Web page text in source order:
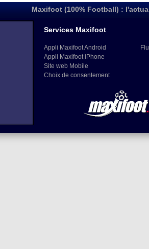
Maxifoot (100% Football) :
Services Maxifoot
Appli Maxifoot Android
Appli Maxifoot iPhone
Site web Mobile
Choix de consentement